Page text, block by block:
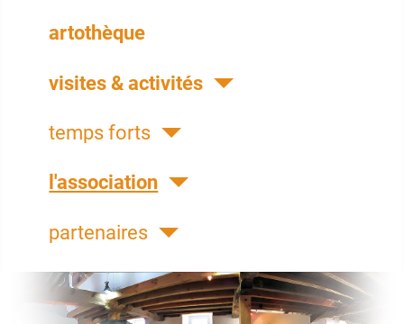
artothèque
visites & activités
temps forts
l'association
partenaires